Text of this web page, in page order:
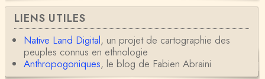
LIENS UTILES
Native Land Digital, un projet de cartographie des
peuples connus en ethnologie
Anthropogoniques, le blog de Fabien Abraini